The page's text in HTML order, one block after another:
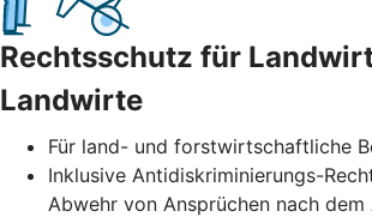
Rechtsschutz für
Landwirte
Für land- und forstwirtschaftliche
Inklusive Antidiskriminierungs-
Abwehr von Ansprüchen nach dem